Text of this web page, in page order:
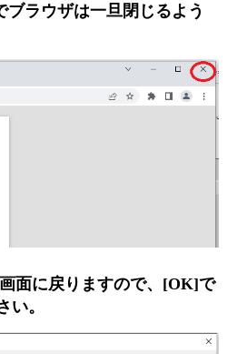
ブラウザは一旦閉じるよう
面に戻りますので、[OK]で
い。